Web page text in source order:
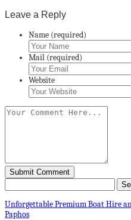
Leave a Reply
Name (required)
Mail (required)
Website
Unforgettable Premium Boat Hire
Paphos